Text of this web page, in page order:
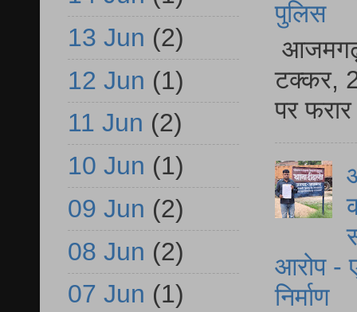
पुलिस
आजमगढ़
टक्कर,
पर
आरोप -
निर्माण
13 Jun (2)
12 Jun (1)
11 Jun (2)
10 Jun (1)
09 Jun (2)
08 Jun (2)
07 Jun (1)